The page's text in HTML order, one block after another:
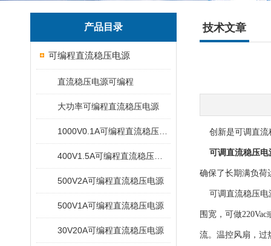
产品目录
可编程直流稳压电源
直流稳压电源可编程
大功率可编程直流稳压电源
500V2A可编程直流稳压电源
500V1A可编程直流稳压电源
30V20A可编程直流稳压电源
技术文章
创新是可调直流
可调直流稳压电
确保了长期满负荷
可调直流稳压电
围宽，可做
流。温控风扇，过